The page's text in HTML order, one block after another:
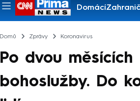
Domácí
Pořady
Domů Zprávy Koronavirus
Po dvou
bohoslužby. Do